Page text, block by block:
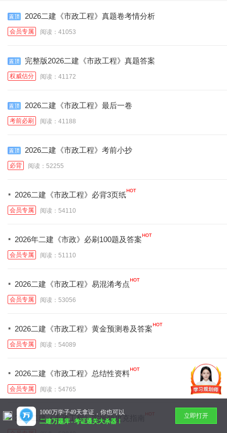
2026二建《市政工程》真题卷考情分析
会员专属 阅读：41053
完整版2026二建《市政工程》真题答案
权威估分 阅读：41172
2026二建《市政工程》最后一卷
考前必刷 阅读：41188
2026二建《市政工程》考前小抄
必背 阅读：52255
· 2026二建《市政工程》必背3页纸
会员专属 阅读：54110
· 2026年二建《市政》必刷100题及答案
会员专属 阅读：51110
· 2026二建《市政工程》易混淆考点
会员专属 阅读：53056
· 2026二建《市政工程》黄金预测卷及答案
会员专属 阅读：54089
· 2026二建《市政工程》总结性资料
会员专属 阅读：54765
· 2026二建《市政工程》实操题攻克指南
1000万学子49天拿证，你也可以
二建万题库-考证通关大杀器！
立即打开